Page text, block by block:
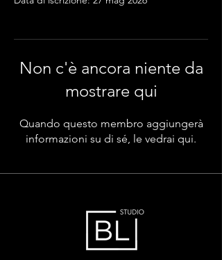
Non c'è ancora niente da
mostrare qui
Quando questo membro aggiungerà
informazioni su di sé, le vedrai qui.